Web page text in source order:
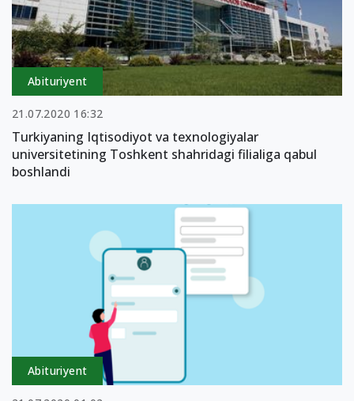
Abituriyent
21.07.2020 16:32
Turkiyaning Iqtisodiyot va texnologiyalar
universitetining Toshkent shahridagi filialiga qabul
boshlandi
Abituriyent